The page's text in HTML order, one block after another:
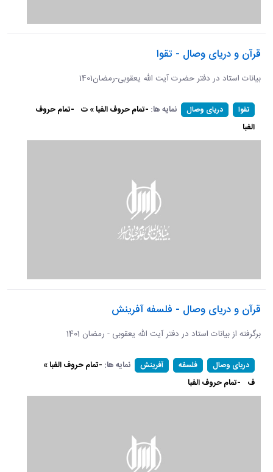
قرآن و دریای وصال - تقوا
بیانات استاد در دفتر حضرت آیت الله یعقوبی-رمضان1401
تقوا دریای وصال نمایه ها: -تمام حروف الفبا » ت -تمام حروف
الفبا
قرآن و دریای وصال - فلسفه آفرینش
برگرفته از بیانات استاد در دفتر آیت الله یعقوبی - رمضان 1401
دریای وصال فلسفه آفرینش نمایه ها: -تمام حروف الفبا »
ف -تمام حروف الفبا